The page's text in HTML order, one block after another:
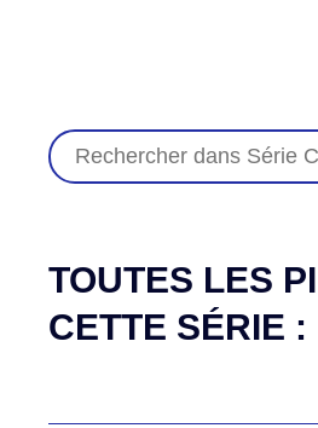
TOUTES LES
CETTE SÉRIE :